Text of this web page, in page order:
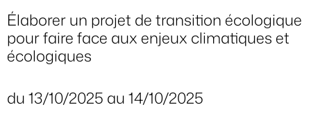
Élaborer un projet de transition écologique
pour faire face aux enjeux climatiques et
écologiques
du 13/10/2025 au 14/10/2025